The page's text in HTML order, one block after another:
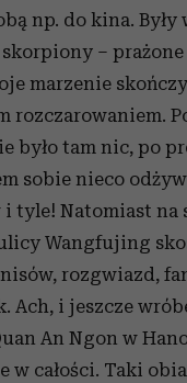
np. do kina.
– prażone
marzenie
rozczarowaniem.
było tam nic, po
sobie nieco
i tyle! Natomiast na
Wangfujing
rozgwiazd,
Ach, i jeszcze
An Ngon w
w całości. Taki